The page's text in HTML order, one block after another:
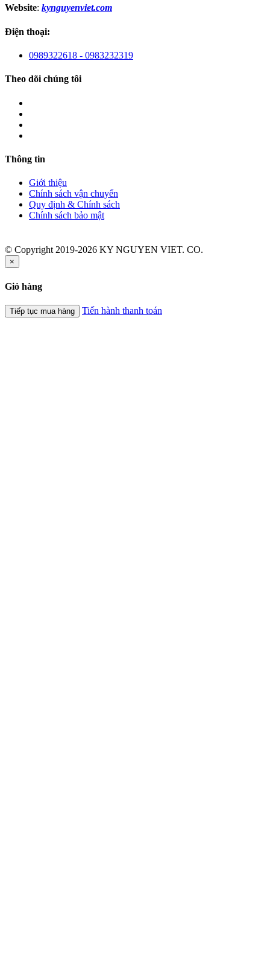
Website: kynguyenviet.com
Điện thoại:
0989322618 - 0983232319
Theo dõi chúng tôi
Thông tin
Giới thiệu
Chính sách vận chuyển
Quy định & Chính sách
Chính sách bảo mật
© Copyright 2019-2026 KY NGUYEN VIET. CO.
×
Giỏ hàng
Tiếp tục mua hàng Tiến hành thanh toán